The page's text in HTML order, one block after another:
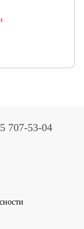
707-53-04